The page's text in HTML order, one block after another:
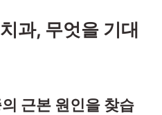
과, 무엇을 기대
근본 원인을 찾습